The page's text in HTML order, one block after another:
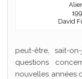
David
peut-être, sait-
questions
nouvelles années